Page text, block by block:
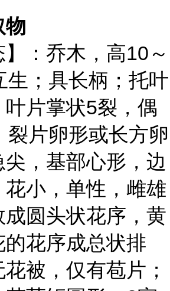
物
】：乔木，高10～
生；具长柄；托叶
片掌状5裂，偶
裂片卵形或长方卵
，基部心形，边
小，单性，雌雄
成圆头状花序，黄
花序成总状排
被，仅有苞片；